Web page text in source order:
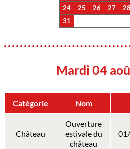
24
25 26 27 28
31
Mardi 04
Catégorie Nom
Château
Ouverture
estivale du
château